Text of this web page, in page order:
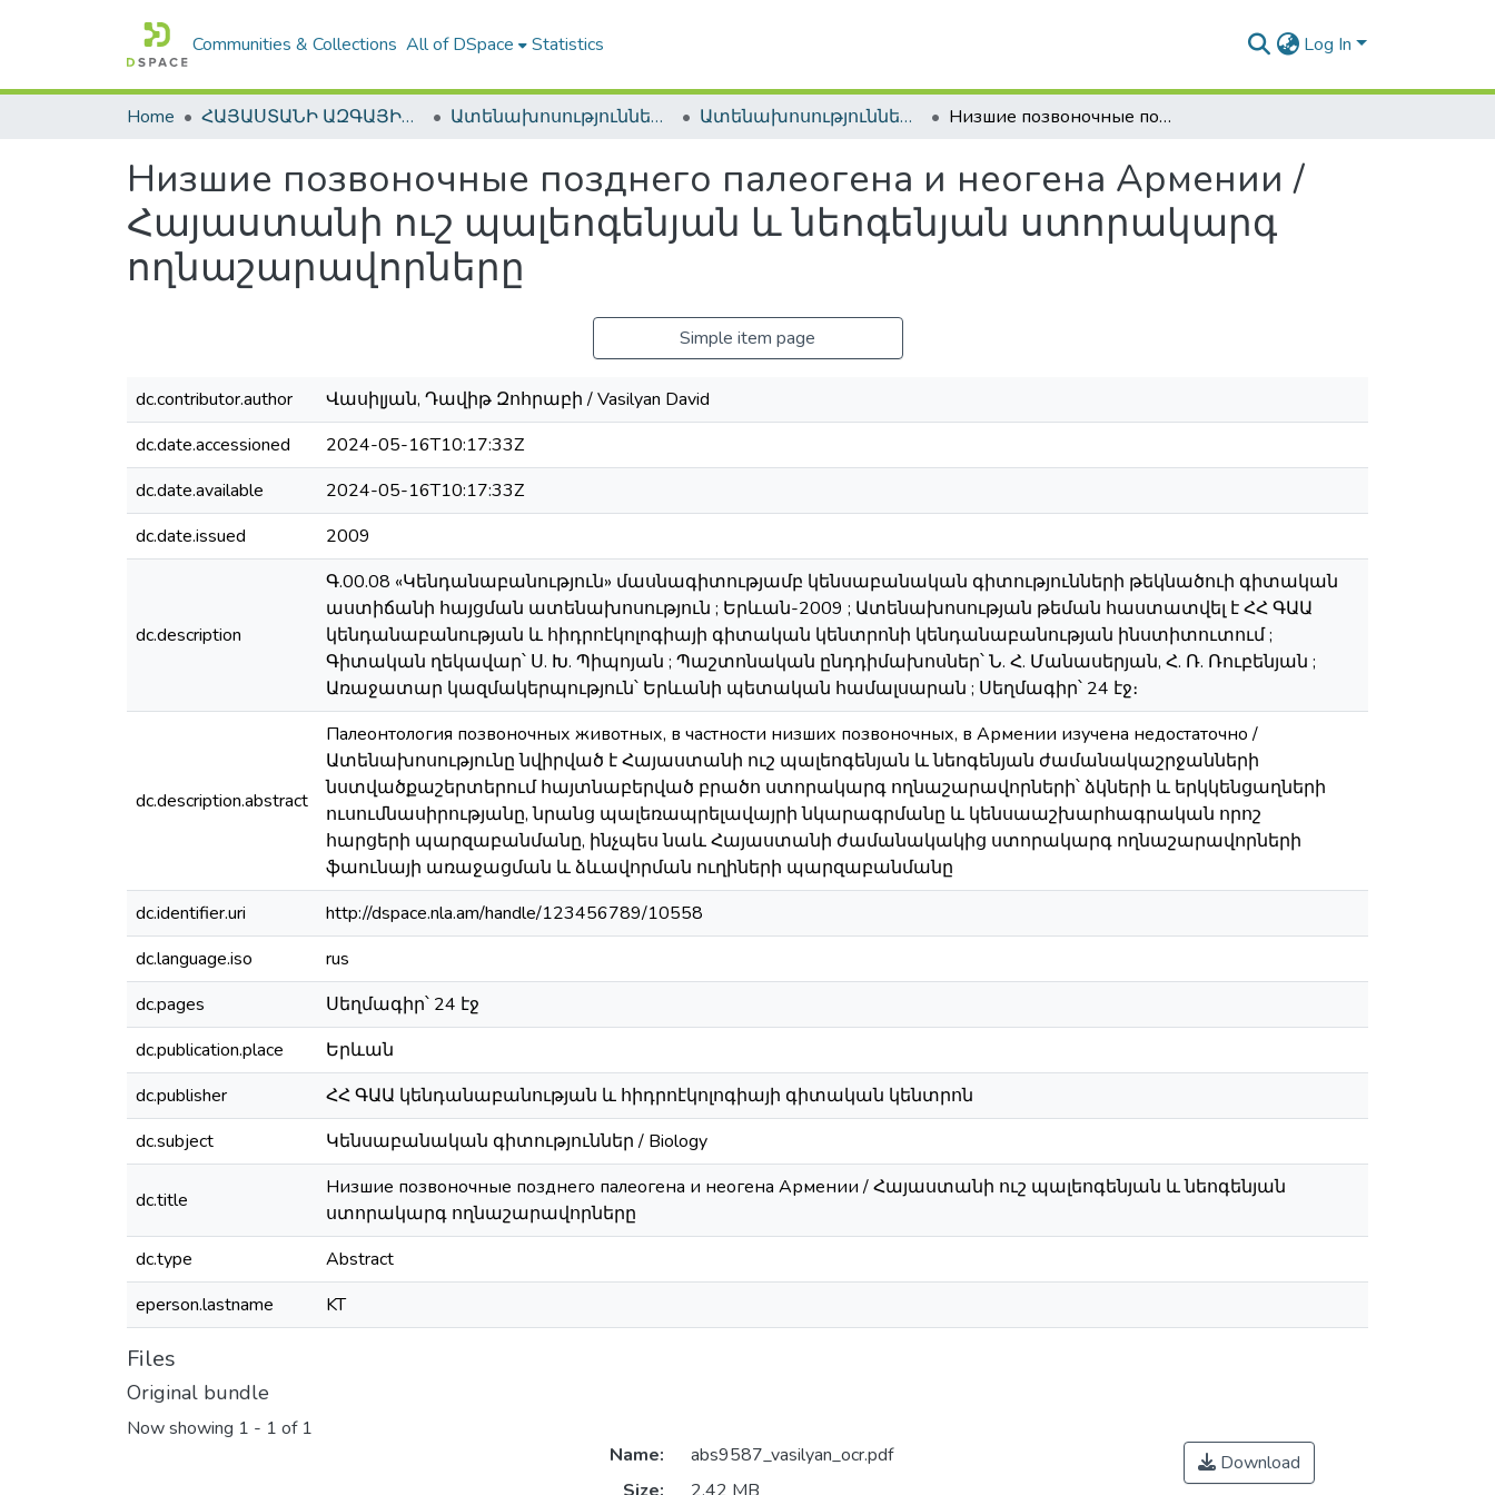
Communities & Collections All of DSpace Statistics Log In
Home ՀԱՅԱՍՏԱՆԻ ԱԶԳԱՅԻՆ ԳՐԱԴԱՐԱՆԻ ԹՎԱՅԻՆ ՊԱՀՈՑ / DIGITAL REPOSITORY OF NLA Ատենախոսություններ և սեղմագրեր / Theses & Abstracts Ատենախոսություններ և սեղմագրեր / Theses & Abstracts Низшие позвоночные позднего палеогена и неогена Армении / Հայաստանի ուշ պալեոգենյան և նեոգենյան ստորակարգ ողնաշարավորները
Низшие позвоночные позднего палеогена и неогена Армении /
Հայաստանի ուշ պալեոգենյան և նեոգենյան ստորակարգ
ողնաշարավորները
Simple item page
dc.contributor.author
Վասիլյան, Դավիթ Զոհրաբի / Vasilyan David
dc.date.accessioned
2024-05-16T10:17:33Z
dc.date.available
2024-05-16T10:17:33Z
dc.date.issued
2009
dc.description
Գ.00.08 «Կենդանաբանություն» մասնագիտությամբ կենսաբանական գիտությունների թեկնածուի գիտական
աստիճանի հայցման ատենախոսություն ; Երևան-2009 ; Ատենախոսության թեման հաստատվել է ՀՀ ԳԱԱ
կենդանաբանության և հիդրոէկոլոգիայի գիտական կենտրոնի կենդանաբանության ինստիտուտում ;
Գիտական ղեկավար՝ Ս. Խ. Պիպոյան ; Պաշտոնական ընդդիմախոսներ՝ Ն. Հ. Մանասերյան, Հ. Ռ. Ռուբենյան ;
Առաջատար կազմակերպություն՝ Երևանի պետական համալսարան ; Սեղմագիր՝ 24 էջ։
dc.description.abstract
Палеонтология позвоночных животных, в частности низших позвоночных, в Армении изучена недостаточно /
Ատենախոսությունը նվիրված է Հայաստանի ուշ պալեոգենյան և նեոգենյան ժամանակաշրջանների
նստվածքաշերտերում հայտնաբերված բրածո ստորակարգ ողնաշարավորների՝ ձկների և երկկենցաղների
ուսումնասիրությանը, նրանց պալեռապրելավայրի նկարագրմանը և կենսաաշխարհագրական որոշ
հարցերի պարզաբանմանը, ինչպես նաև Հայաստանի ժամանակակից ստորակարգ ողնաշարավորների
ֆաունայի առաջացման և ձևավորման ուղիների պարզաբանմանը
dc.identifier.uri
http://dspace.nla.am/handle/123456789/10558
dc.language.iso
rus
dc.pages
Սեղմագիր՝ 24 էջ
dc.publication.place
Երևան
dc.publisher
ՀՀ ԳԱԱ կենդանաբանության և հիդրոէկոլոգիայի գիտական կենտրոն
dc.subject
Կենսաբանական գիտություններ / Biology
dc.title
Низшие позвоночные позднего палеогена и неогена Армении / Հայաստանի ուշ պալեոգենյան և նեոգենյան
ստորակարգ ողնաշարավորները
dc.type
​Abstract
eperson.lastname
KT
Files
Original bundle
Now showing 1 - 1 of 1
Name:
abs9587_vasilyan_ocr.pdf
Download